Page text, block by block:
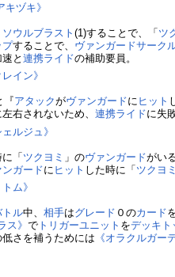
キヅキ》
ソウルブラスト(1)することで、「 ツ
プすることで、 ヴァンガードサーク
速と連携ライドの補助要員。
イン》
『アタックがヴァンガードに ヒット
右されないため、連携ライドに失
ルジュ》
に「ツクヨミ 」のヴァンガードがい
ンガードに ヒット した時に「ツクヨミ
ム》
トル中、相手はグレード ０のカード
ス》で トリガーユニット をデッキト
低さを補うためには 《オラクルガー